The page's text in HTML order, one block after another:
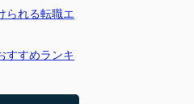
られる転職エ
すすめランキ